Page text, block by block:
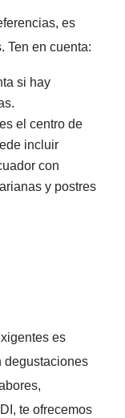
es
Ten en cuenta:
si hay
el centro de
incluir
con
y postres
es
degustaciones
te ofrecemos